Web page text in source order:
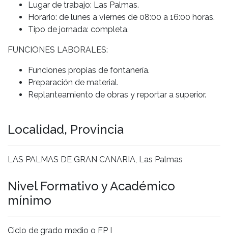
Lugar de trabajo: Las Palmas.
Horario: de lunes a viernes de 08:00 a 16:00 horas.
Tipo de jornada: completa.
FUNCIONES LABORALES:
Funciones propias de fontanería.
Preparación de material.
Replanteamiento de obras y reportar a superior.
Localidad, Provincia
LAS PALMAS DE GRAN CANARIA, Las Palmas
Nivel Formativo y Académico
mínimo
Ciclo de grado medio o FP I